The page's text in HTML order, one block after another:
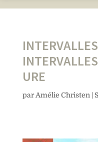
URE
parAmélie Christen |